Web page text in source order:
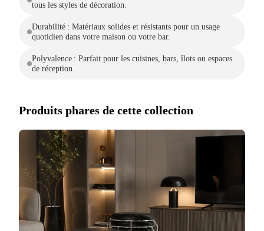
tous les styles de décoration.
Durabilité : Matériaux solides et résistants pour un usage
quotidien dans votre maison ou votre bar.
Polyvalence : Parfait pour les cuisines, bars, îlots ou espaces
de réception.
Produits phares de cette collection